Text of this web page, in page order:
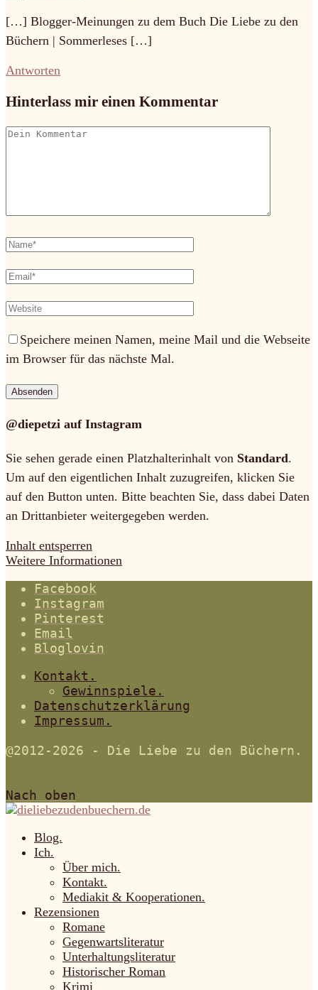
[…] Blogger-Meinungen zu dem Buch Die Liebe zu den
Büchern | Sommerleses […]
Antworten
Hinterlass mir einen Kommentar
Speichere meinen Namen, meine Mail und die Webseite
im Browser für das nächste Mal.
@diepetzi auf Instagram
Sie sehen gerade einen Platzhalterinhalt von Standard.
Um auf den eigentlichen Inhalt zuzugreifen, klicken Sie
auf den Button unten. Bitte beachten Sie, dass dabei Daten
an Drittanbieter weitergegeben werden.
Inhalt entsperren
Weitere Informationen
Facebook
Instagram
Pinterest
Email
Bloglovin
Kontakt.
Gewinnspiele.
Datenschutzerklärung
Impressum.
@2012-2026 - Die Liebe zu den Büchern.
Nach oben
Blog.
Ich.
Über mich.
Kontakt.
Mediakit & Kooperationen.
Rezensionen
Romane
Gegenwartsliteratur
Unterhaltungsliteratur
Historischer Roman
Krimi